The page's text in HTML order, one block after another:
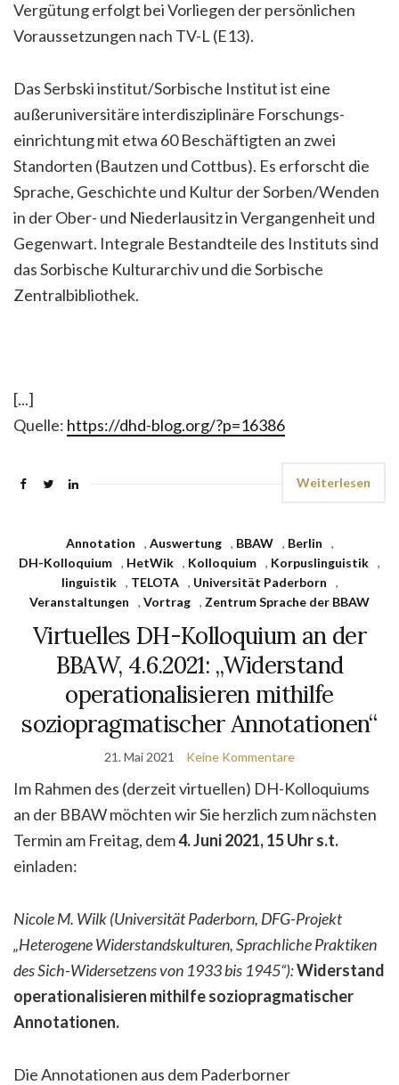
Vergütung erfolgt bei Vorliegen der persönlichen
Voraussetzungen nach TV-L (E13).
Das Serbski institut/Sorbische Institut ist eine
außeruniversitäre interdisziplinäre Forschungs­
einrichtung mit etwa 60 Beschäftigten an zwei
Standorten (Bautzen und Cottbus). Es erforscht die
Sprache, Geschichte und Kultur der Sorben/Wenden
in der Ober- und Niederlausitz in Vergangenheit und
Gegenwart. Integrale Bestandteile des Instituts sind
das Sorbische Kulturarchiv und die Sorbische
Zentralbibliothek.
[...]
Quelle: https://dhd-blog.org/?p=16386
Weiterlesen
Annotation , Auswertung , BBAW , Berlin
,
DH-Kolloquium , HetWik , Kolloquium , Korpuslinguistik ,
linguistik
, TELOTA , Universität Paderborn
,
Veranstaltungen
, Vortrag , Zentrum Sprache der BBAW
Virtuelles DH-Kolloquium an der
BBAW, 4.6.2021: „Widerstand
operationalisieren mithilfe
soziopragmatischer Annotationen“
21. Mai 2021 Keine Kommentare
Im Rahmen des (derzeit virtuellen) DH-Kolloquiums
an der BBAW möchten wir Sie herzlich zum nächsten
Termin am Freitag, dem4. Juni 2021, 15 Uhr s.t.
einladen:
Nicole M. Wilk(Universität Paderborn, DFG-Projekt
„Heterogene Widerstandskulturen, Sprachliche Praktiken
des Sich-Widersetzens von 1933 bis 1945“):Widerstand
operationalisieren mithilfe soziopragmatischer
Annotationen.
Die Annotationen aus dem Paderborner